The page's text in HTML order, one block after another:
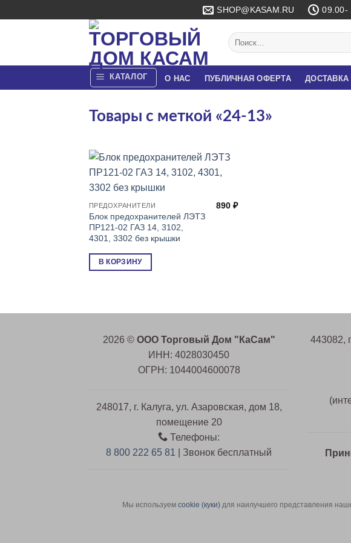
to
SHOP@KASAM.RU 09.00-
Искать:
КАТАЛОГ О НАС ПУБЛИЧНАЯ ОФЕРТА ДОСТАВКА
Товары с меткой «24-13»
ПРЕДОХРАНИТЕЛИ
Блок предохранителей ЛЭТЗ
ПР121-02 ГАЗ 14, 3102,
4301, 3302 без крышки
890₽
В КОРЗИНУ
2026 © ООО Торговый Дом "КаСам"
ИНН: 4028030450
ОГРН: 1044004600078
248017, г. Калуга, ул. Азаровская, дом 18,
помещение 20
Телефоны:
8 800 222 65 81 | Звонок бесплатный
443082,
Мы используем сookie (куки)для наилучшего представления